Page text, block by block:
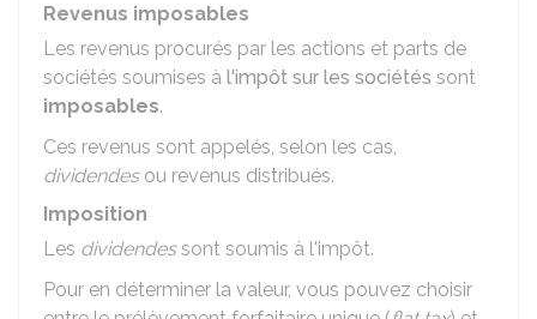
Revenus imposables
Les revenus procurés par les actions et parts de
sociétés soumises à l'impôt sur les sociétés sont
imposables.
Ces revenus sont appelés, selon les cas,
dividendesou revenus distribués.
Imposition
Les dividendessont soumis à l'impôt.
Pour en déterminer la valeur, vous pouvez choisir